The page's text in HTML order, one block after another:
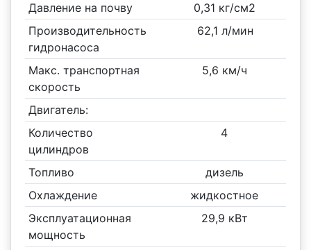
Давление на почву
0,31 кг/см2
Производительность
гидронасоса
62,1 л/мин
Макс. транспортная
скорость
5,6 км/ч
Двигатель:
Количество
цилиндров
4
Топливо
дизель
Охлаждение
жидкостное
Эксплуатационная
мощность
29,9 кВт